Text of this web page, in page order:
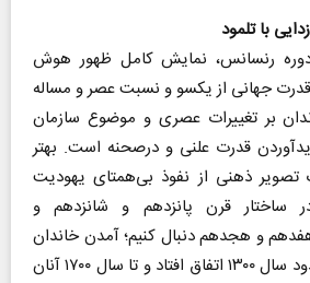
با تلمود
دوره رنسانس، نمایش کامل ظهور هوش
جهانی از یکسو و نسبت عصر و مساله
بر تغییرات عصری و موضوع سازمان
قدرت علنی و در‌صحنه است. بهتر
ذهنی از نفوذ بی‌همتای یهودیت
ساختار قرن پانزدهم و شانزدهم و
و هجدهم دنبال کنیم؛ آمدن خاندان
مدیچی به فلورانس حدود سال ۱۳۰۰ اتفاق افتاد و تا سال ۱۷۰۰ آنان